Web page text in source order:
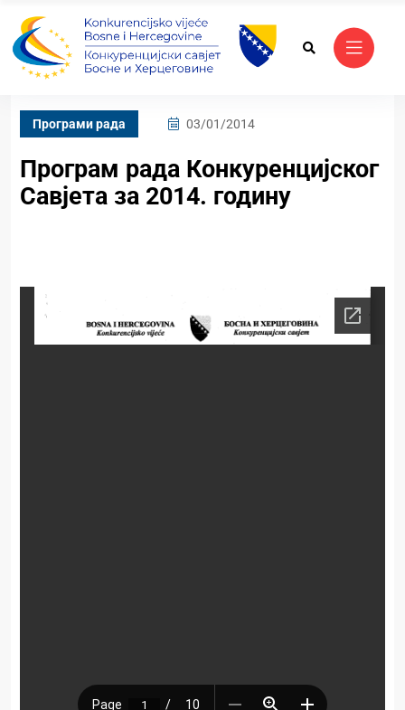
Програми рада 03/01/2014
Програм рада Конкуренцијског
Савјета за 2014. годину